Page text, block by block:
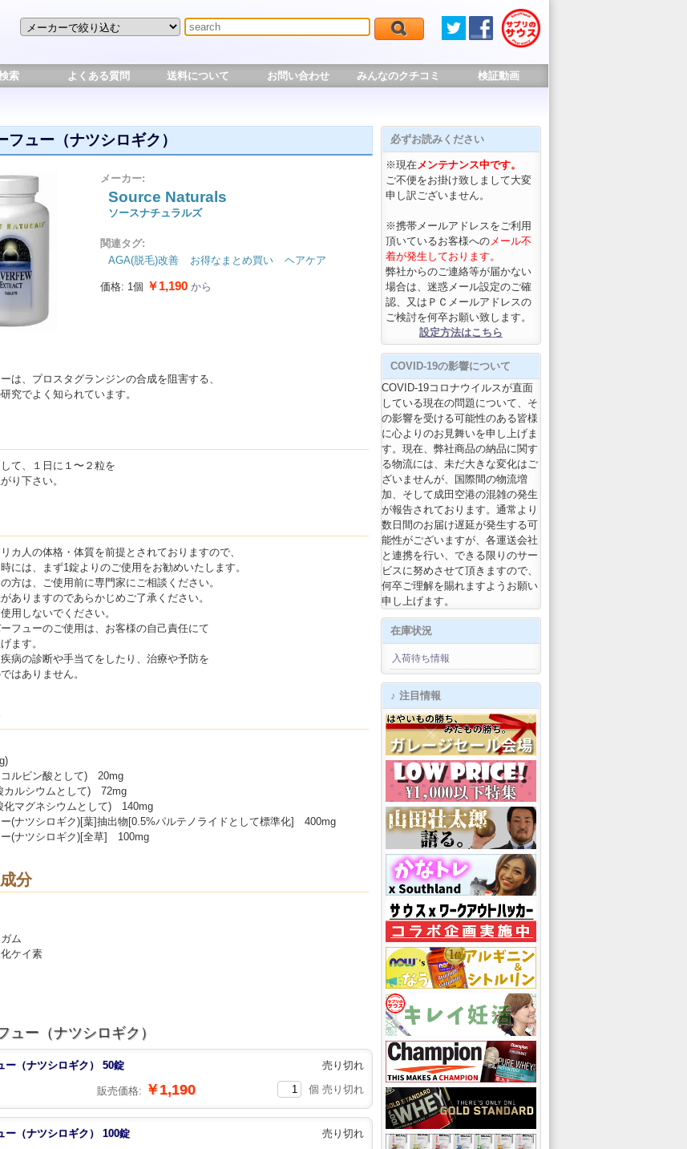
索 よくある質問 送料について お問い合わせ みんなのクチコミ 検証動画
フュー（ナツシロギク）
メーカー:
Source Naturals
ソースナチュラルズ
関連タグ:
AGA(脱毛)改善
お得なまとめ買い ヘアケア
価格: 1個 ￥1,190 から
は、プロスタグランジンの合成を阻害する、
究でよく知られています。
て、１日に１〜２粒を
り下さい。
カ人の体格・体質を前提とされておりますので、
には、まず1錠よりのご使用をお勧めいたします。
方は、ご使用前に専門家にご相談ください。
ありますのであらかじめご了承ください。
用しないでください。
フューのご使用は、お客様の自己責任にて
ます。
病の診断や手当てをしたり、治療や予防を
はありません。
コルビン酸として) 20mg
カルシウムとして) 72mg
化マグネシウムとして) 140mg
(ナツシロギク)[葉]抽出物[0.5%パルテノライドとして標準化] 400mg
ー(ナツシロギク)[全草] 100mg
分
ム
ケイ素
ュー（ナツシロギク）
ー（ナツシロギク） 50錠 売り切れ
販売価格: ￥1,190 個 売り切れ
ー（ナツシロギク） 100錠 売り切れ
必ずお読みください
※現在メンテナンス中です。
ご不便をお掛け致しまして大変
申し訳ございません。
※携帯メールアドレスをご利用
頂いているお客様へのメール不
着が発生しております。
弊社からのご連絡等が届かない
場合は、迷惑メール設定のご確
認、又はＰＣメールアドレスの
ご検討を何卒お願い致します。
設定方法はこちら
COVID-19の影響について
COVID-19コロナウイルスが直面
している現在の問題について、そ
の影響を受ける可能性のある皆様
に心よりのお見舞いを申し上げま
す。現在、弊社商品の納品に関す
る物流には、未だ大きな変化はご
ざいませんが、国際間の物流増
加、そして成田空港の混雑の発生
が報告されております。通常より
数日間のお届け遅延が発生する可
能性がございますが、各運送会社
と連携を行い、できる限りのサー
ビスに努めさせて頂きますので、
何卒ご理解を賜れますようお願い
申し上げます。
在庫状況
入荷待ち情報
♪ 注目情報